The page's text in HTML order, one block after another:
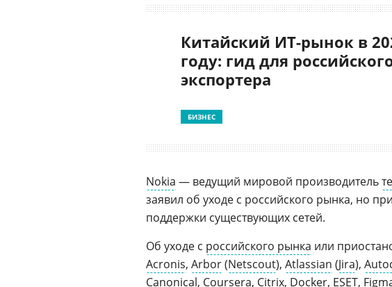
Китайский ИТ-рынок в
году: гид для
экспортера
БИЗНЕС
Nokia — ведущий мировой производитель
заявил об уходе с российского рынка, но
поддержки существующих сетей.
Об уходе с российского рынка или
Acronis, Arbor(Netscout), Atlassian (Jira),
Canonical, Coursera, Citrix, Docker, ESET,